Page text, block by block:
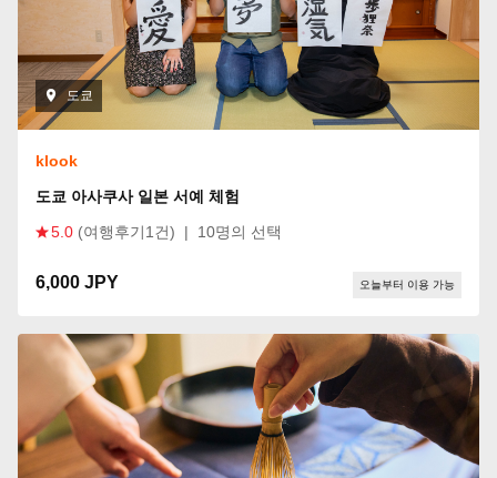
도쿄
klook
도쿄 아사쿠사 일본 서예 체험
5.0 (여행후기1건) | 10명의 선택
6,000 JPY 오늘부터 이용 가능